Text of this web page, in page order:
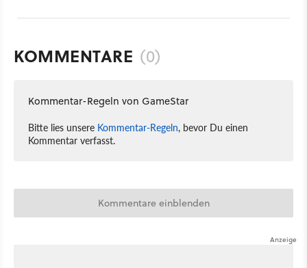
KOMMENTARE (0)
Kommentar-Regeln von GameStar
Bitte lies unsere Kommentar-Regeln, bevor Du einen
Kommentar verfasst.
Kommentare einblenden